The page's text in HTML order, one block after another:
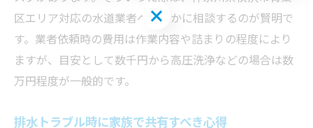
区エリア対応の水道業者へ速やかに相談するのが賢明で
す。業者依頼時の費用は作業内容や詰まりの程度により
ますが、目安として数千円から高圧洗浄などの場合は数
万円程度が一般的です。
排水トラブル時に家族で共有すべき心得
ご相談はこちら